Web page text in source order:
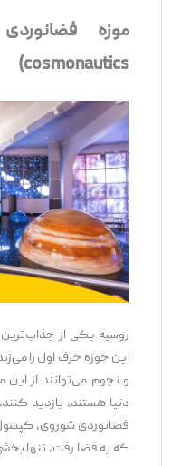
cosmonautics)
روسیه یکی از جذاب‌ترین
این حوزه حرف اول را
و نجوم می‌توانند از این
دنیا هستند، بازدید
فضانوردی شوروی، کپسول
که به فضا رفت، تنها